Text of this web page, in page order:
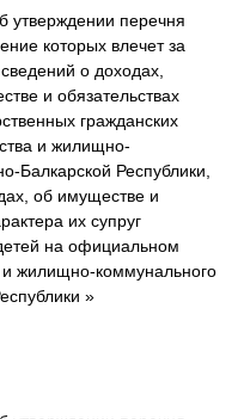
утверждении перечня
которых влечет за
о доходах,
и обязательствах
гражданских
и жилищно-
Балкарской Республики,
об имуществе и
их супруг
на официальном
и жилищно-коммунального
»